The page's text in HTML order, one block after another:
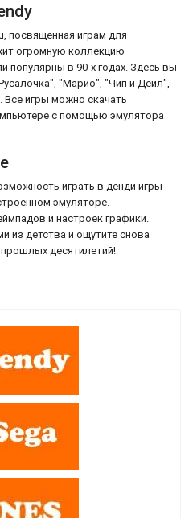
посвященная играм для
огромную коллекцию
популярны в 90-х годах. Здесь вы
"Марио", "Чип и Дейл",
Все игры можно скачать
с помощью эмулятора
играть в денди игры
эмуляторе.
и настроек графики.
из детства и ощутите снова
десятилетий!